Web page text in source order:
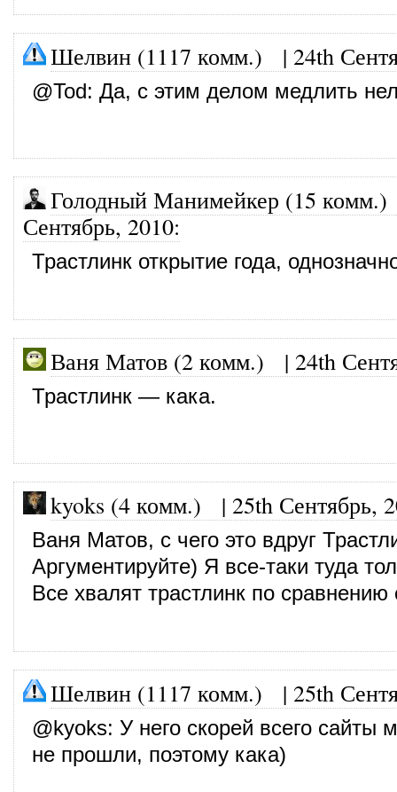
Шелвин (1117 комм.) | 24th
@Tod: Да, с этим делом медлить
Голодный Манимейкер (15 комм.)
Сентябрь, 2010:
Трастлинк открытие года,
Ваня Матов (2 комм.) | 24th
Трастлинк — кака.
kyoks (4 комм.) | 25th Сентябрь,
Ваня Матов, с чего это вдруг
Аргументируйте) Я все-таки туда
Все хвалят трастлинк по сравнению
Шелвин (1117 комм.) | 25th
@kyoks: У него скорей всего сайты
не прошли, поэтому кака)